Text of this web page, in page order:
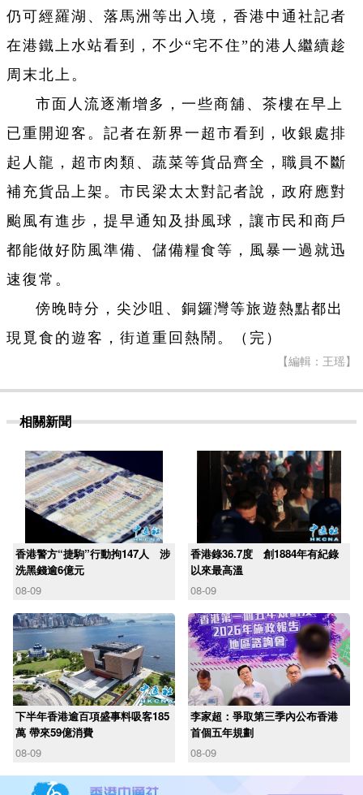
仍可經羅湖、落馬洲等出入境，香港中通社記者
在港鐵上水站看到，不少“宅不住”的港人繼續趁
周末北上。
市面人流逐漸增多，一些商舖、茶樓在早上
已重開迎客。記者在新界一超市看到，收銀處排
起人龍，超市肉類、蔬菜等貨品齊全，職員不斷
補充貨品上架。市民梁太太對記者說，政府應對
颱風有進步，提早通知及掛風球，讓市民和商戶
都能做好防風準備、儲備糧食等，風暴一過就迅
速復常。
傍晚時分，尖沙咀、銅鑼灣等旅遊熱點都出
現覓食的遊客，街道重回熱鬧。（完）
【編輯：王瑶】
相關新聞
香港警方“捷駒”行動拘147人 涉
洗黑錢逾6億元
08-09
香港錄36.7度 創1884年有紀錄
以來最高溫
08-09
下半年香港逾百項盛事料吸客185
萬 帶來59億消費
08-09
李家超：爭取第三季內公布香港
首個五年規劃
08-09